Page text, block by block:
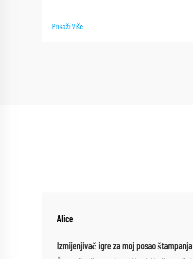
Prikaži Više
Alice
Izmijenjivač igre za moj posao